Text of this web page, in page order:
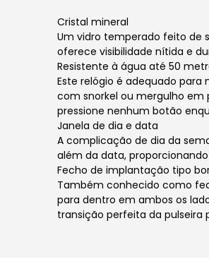
Cristal mineral
Um vidro temperado feito de
oferece visibilidade nítida e
Resistente à água até 50
Este relógio é adequado
com snorkel ou mergulho em
pressione nenhum botão
Janela de dia e data
A complicação de dia da
além da data,
Fecho de implantação tipo
Também conhecido como
para dentro em ambos os
transição perfeita da pulseira